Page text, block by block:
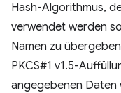
Hash-Algorithmus,
verwendet werden
Namen zu
PKCS#1 v1.5-
angegebenen